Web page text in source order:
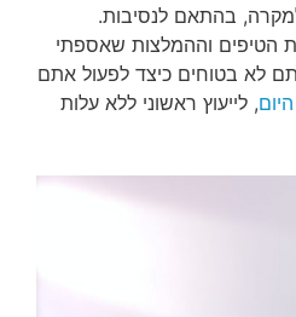
בהתאם לנסיבות.
הטיפים וההמלצות שאספתי
לא בטוחים כיצד לפעול אתם
, לייעוץ ראשוני ללא עלות